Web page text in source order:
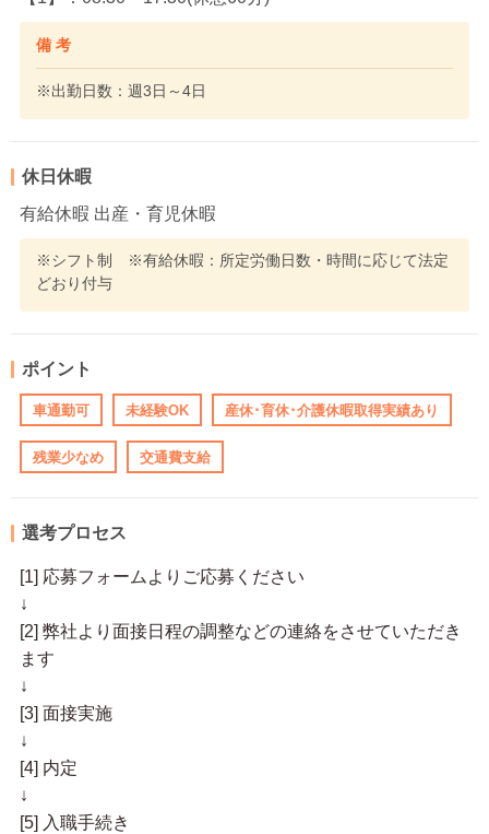
備 考
※出勤日数：週3日～4日
休日休暇
有給休暇 出産・育児休暇
※シフト制 ※有給休暇：所定労働日数・時間に応じて法定
どおり付与
ポイント
車通勤可 未経験OK 産休･育休･介護休暇取得実績あり
残業少なめ 交通費支給
選考プロセス
[1] 応募フォームよりご応募ください
↓
[2] 弊社より面接日程の調整などの連絡をさせていただき
ます
↓
[3] 面接実施
↓
[4] 内定
↓
[5] 入職手続き